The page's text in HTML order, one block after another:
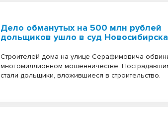
Дело обманутых на 500 млн рублей
дольщиков ушло в суд Новосибирска
Строителей дома на улице Серафимовича
многомиллионном мошенничестве.
стали дольщики, вложившиеся в строительство.